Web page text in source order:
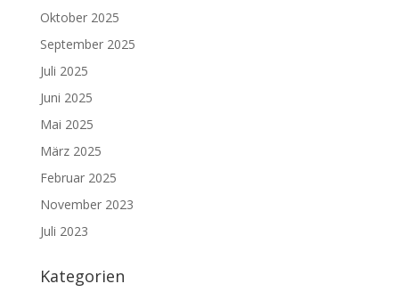
Oktober 2025
September 2025
Juli 2025
Juni 2025
Mai 2025
März 2025
Februar 2025
November 2023
Juli 2023
Kategorien